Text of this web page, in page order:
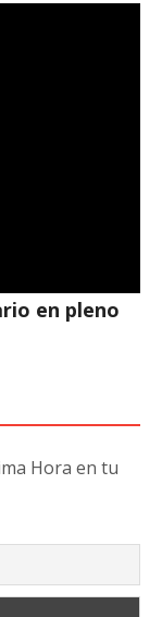
en pleno
Hora en tu